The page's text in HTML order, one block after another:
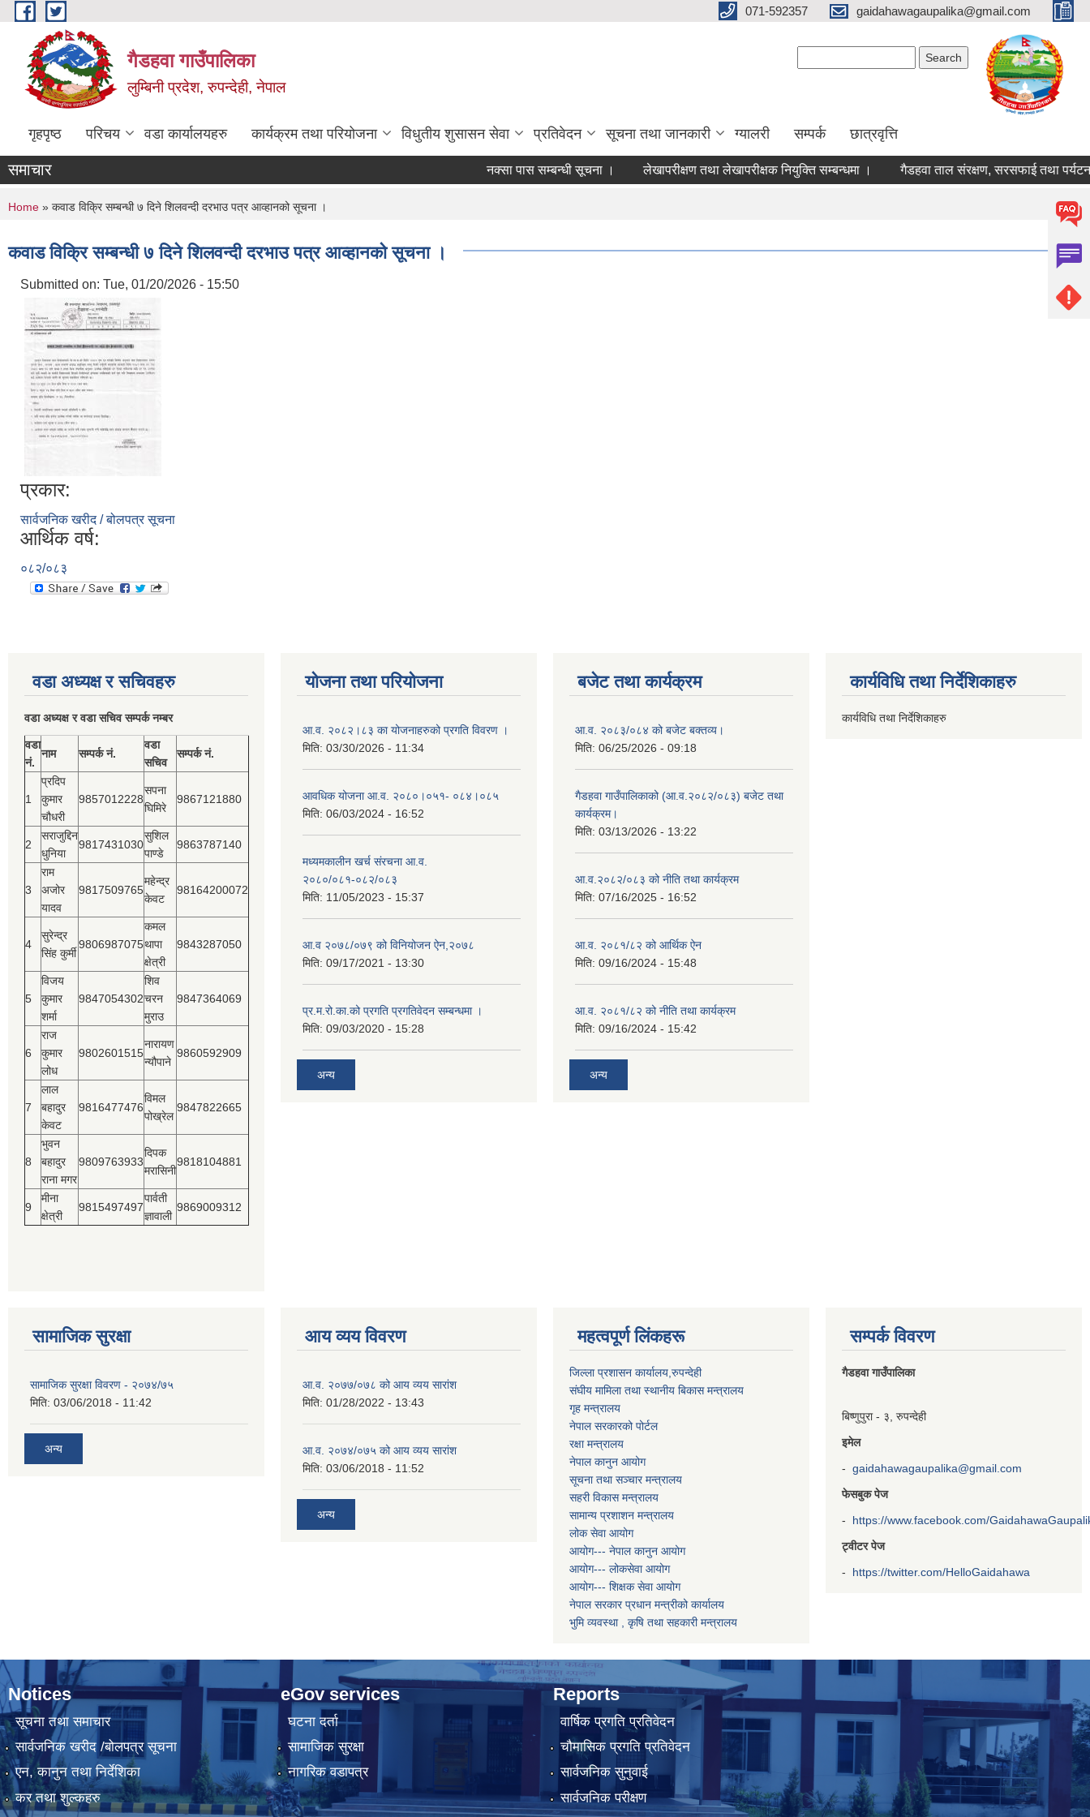
Skip to main content 071-592357 gaidahawagaupalika@gmail.com
गैडहवा गाउँपालिका
लुम्बिनी प्रदेश, रुपन्देही, नेपाल
गृहपृष्ठ परिचय वडा कार्यालयहरु कार्यक्रम तथा परियोजना विधुतीय शुसासन सेवा प्रतिवेदन सूचना तथा जानकारी ग्यालरी सम्पर्क छात्रवृत्ति
समाचार नक्सा पास सम्बन्धी सूचना । लेखापरीक्षण तथा लेखापरीक्षक नियुक्ति सम्बन्धमा । गैडहवा ताल संरक्षण, सरसफाई तथा पर्यटन
You are here
Home » कवाड विक्रि सम्बन्धी ७ दिने शिलवन्दी दरभाउ पत्र आव्हानको सूचना ।
कवाड विक्रि सम्बन्धी ७ दिने शिलवन्दी दरभाउ पत्र आव्हानको सूचना ।
Submitted on: Tue, 01/20/2026 - 15:50
प्रकार:
सार्वजनिक खरीद / बोलपत्र सूचना
आर्थिक वर्ष:
०८२/०८३
वडा अध्यक्ष र सचिवहरु
वडा अध्यक्ष र वडा सचिव सम्पर्क नम्बर
वडा
नं.
नाम सम्पर्क नं.
वडा
सचिव
सम्पर्क नं.
1
प्रदिप
कुमार
चौधरी
9857012228
सपना
घिमिरे
9867121880
2
सराजुद्दिन
धुनिया
9817431030
सुशिल
पाण्डे
9863787140
3
राम
अजोर
यादव
9817509765
महेन्द्र
केवट
98164200072
4
सुरेन्द्र
सिंह कुर्मी
9806987075
कमल
थापा
क्षेत्री
9843287050
5
विजय
कुमार
शर्मा
9847054302
शिव
चरन
मुराउ
9847364069
6
राज
कुमार
लोध
9802601515
नारायण
न्यौपाने
9860592909
7
लाल
बहादुर
केवट
9816477476
विमल
पोख्रेल
9847822665
8
भुवन
बहादुर
राना मगर
9809763933
दिपक
मरासिनी
9818104881
9
मीना
क्षेत्री
9815497497
पार्वती
ज्ञावाली
9869009312
योजना तथा परियोजना
आ.व. २०८२।८३ का योजनाहरुको प्रगति विवरण ।
मिति: 03/30/2026 - 11:34
आवधिक योजना आ.व. २०८०।०५१- ०८४।०८५
मिति: 06/03/2024 - 16:52
मध्यमकालीन खर्च संरचना आ.व.
२०८०/०८१-०८२/०८३
मिति: 11/05/2023 - 15:37
आ.व २०७८/०७९ को विनियोजन ऐन,२०७८
मिति: 09/17/2021 - 13:30
प्र.म.रो.का.को प्रगति प्रगतिवेदन सम्बन्धमा ।
मिति: 09/03/2020 - 15:28
अन्य
बजेट तथा कार्यक्रम
आ.व. २०८३/०८४ को बजेट बक्तव्य।
मिति: 06/25/2026 - 09:18
गैडहवा गाउँपालिकाको (आ.व.२०८२/०८३) बजेट तथा
कार्यक्रम।
मिति: 03/13/2026 - 13:22
आ.व.२०८२/०८३ को नीति तथा कार्यक्रम
मिति: 07/16/2025 - 16:52
आ.व. २०८१/८२ को आर्थिक ऐन
मिति: 09/16/2024 - 15:48
आ.व. २०८१/८२ को नीति तथा कार्यक्रम
मिति: 09/16/2024 - 15:42
अन्य
कार्यविधि तथा निर्देशिकाहरु
कार्यविधि तथा निर्देशिकाहरु
सामाजिक सुरक्षा
सामाजिक सुरक्षा विवरण - २०७४/७५
मिति: 03/06/2018 - 11:42
अन्य
आय व्यय विवरण
आ.व. २०७७/०७८ को आय व्यय सारांश
मिति: 01/28/2022 - 13:43
आ.व. २०७४/०७५ को आय व्यय सारांश
मिति: 03/06/2018 - 11:52
अन्य
महत्वपूर्ण लिंकहरू
जिल्ला प्रशासन कार्यालय,रुपन्देही
संघीय मामिला तथा स्थानीय बिकास मन्त्रालय
गृह मन्त्रालय
नेपाल सरकारको पोर्टल
रक्षा मन्त्रालय
नेपाल कानुन आयोग
सूचना तथा सञ्चार मन्त्रालय
सहरी विकास मन्त्रालय
सामान्य प्रशाशन मन्त्रालय
लोक सेवा आयोग
आयोग--- नेपाल कानुन आयोग
आयोग--- लोकसेवा आयोग
आयोग--- शिक्षक सेवा आयोग
नेपाल सरकार प्रधान मन्त्रीको कार्यालय
भुमि व्यवस्था , कृषि तथा सहकारी मन्त्रालय
सम्पर्क विवरण
गैडहवा गाउँपालिका
बिष्णुपुरा - ३, रुपन्देही
इमेल
- gaidahawagaupalika@gmail.com
फेसबुक पेज
- https://www.facebook.com/
ट्वीटर पेज
- https://twitter.com/HelloGaidahawa
Notices
सूचना तथा समाचार
सार्वजनिक खरीद /बोलपत्र सूचना
एन, कानुन तथा निर्देशिका
कर तथा शुल्कहरु
eGov services
घटना दर्ता
सामाजिक सुरक्षा
नागरिक वडापत्र
Reports
वार्षिक प्रगति प्रतिवेदन
चौमासिक प्रगति प्रतिवेदन
सार्वजनिक सुनुवाई
सार्वजनिक परीक्षण